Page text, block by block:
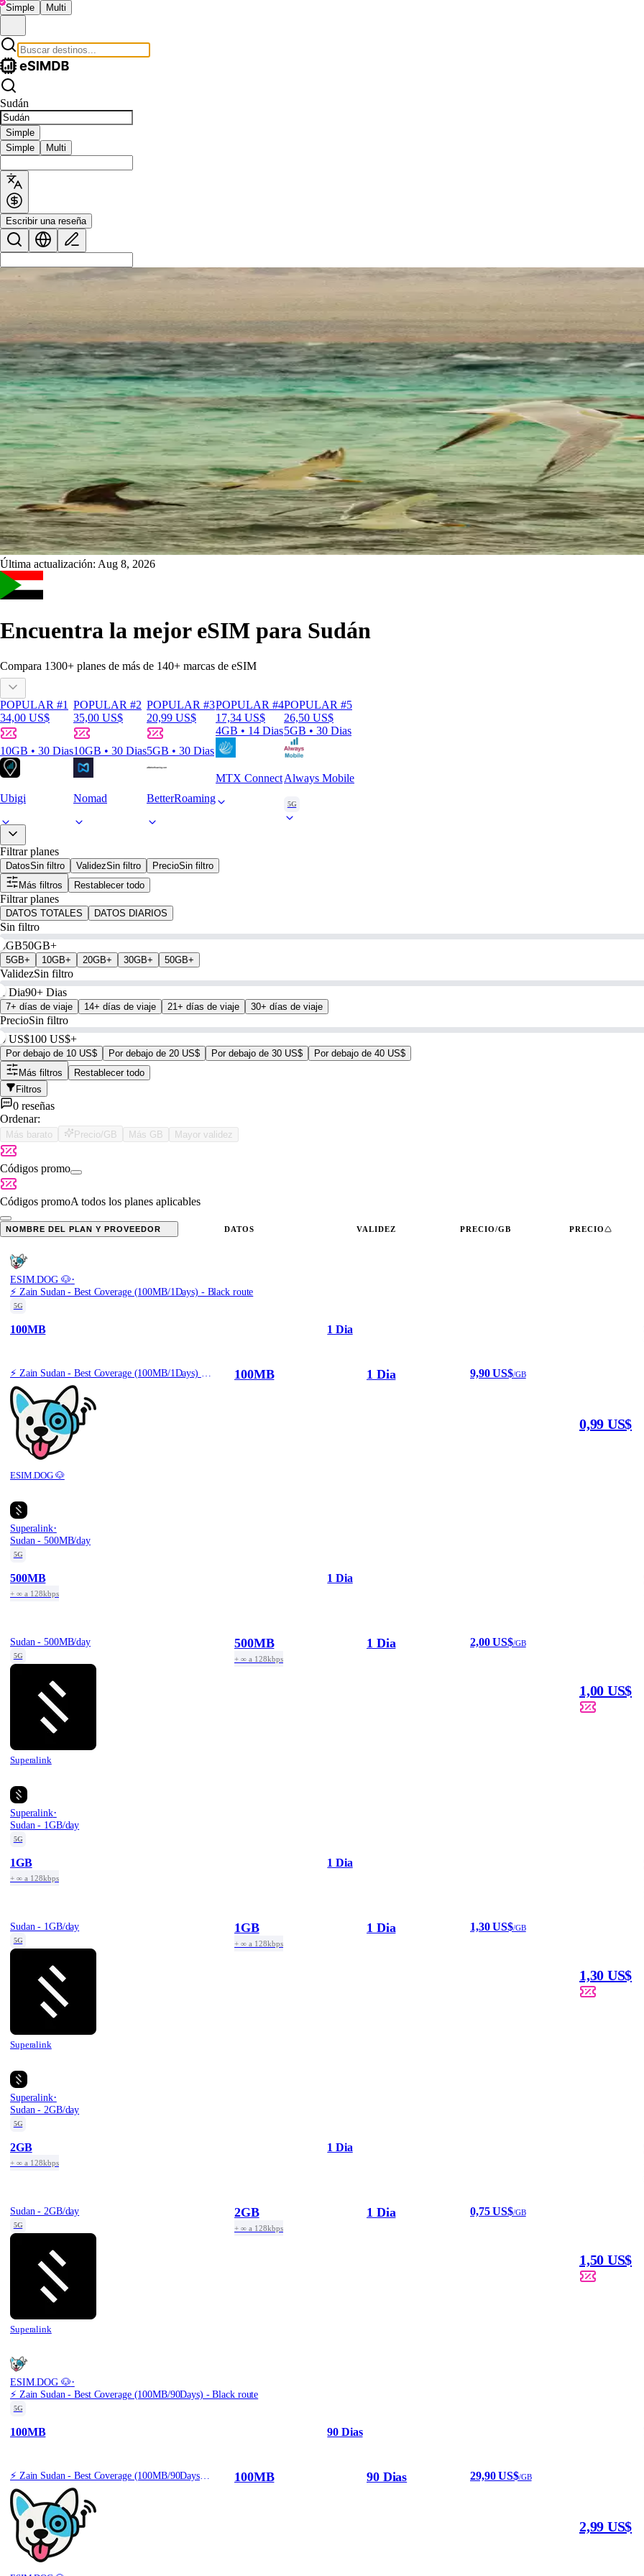
Simple Multi
Sudán
Simple
Simple
Multi
Escribir una reseña
Última actualización: Aug 8, 2026
Encuentra la mejor eSIM para Sudán
Compara 1300+ planes de más de 140+ marcas de eSIM
POPULAR #1
34,00 US$
10GB • 30 Dias
Ubigi
POPULAR #2
35,00 US$
10GB • 30 Dias
Nomad
POPULAR #3
20,99 US$
5GB • 30 Dias
BetterRoaming
POPULAR #4
17,34 US$
4GB • 14 Dias
MTX Connect
POPULAR #5
26,50 US$
5GB • 30 Dias
Always Mobile
5G
Filtrar planes
DatosSin filtro ValidezSin filtro PrecioSin filtro
Más filtros
Restablecer todo
Filtrar planes
DATOS TOTALES DATOS DIARIOS
Sin filtro
0GB50GB+
5GB+ 10GB+ 20GB+ 30GB+ 50GB+
ValidezSin filtro
1 Dia90+ Dias
7+ días de viaje 14+ días de viaje 21+ días de viaje 30+ días de viaje
PrecioSin filtro
0 US$100 US$+
Por debajo de 10 US$ Por debajo de 20 US$ Por debajo de 30 US$
Por debajo de 40 US$
Más filtros
Restablecer todo
Filtros
0 reseñas
Ordenar:
Más barato Precio/GB Más GB Mayor validez
Códigos promo
Códigos promoA todos los planes aplicables
NOMBRE DEL PLAN Y PROVEEDOR DATOS VALIDEZ PRECIO/GB PRECIO
ESIM.DOG 🐶·
⚡️ Zain Sudan - Best Coverage (100MB/1Days) - Black route
5G
100MB 1 Dia
ESIM.DOG 🐶
100MB 1 Dia 9,90 US$/GB
0,99 US$
Superalink·
Sudan - 500MB/day
5G
500MB
+ ∞ a 128kbps
1 Dia
Sudan - 500MB/day
5G
Superalink
500MB
+ ∞ a 128kbps
1 Dia 2,00 US$/GB
1,00 US$
Superalink·
Sudan - 1GB/day
5G
1GB
+ ∞ a 128kbps
1 Dia
Sudan - 1GB/day
5G
Superalink
1GB
+ ∞ a 128kbps
1 Dia 1,30 US$/GB
1,30 US$
Superalink·
Sudan - 2GB/day
5G
2GB
+ ∞ a 128kbps
1 Dia
Sudan - 2GB/day
5G
Superalink
2GB
+ ∞ a 128kbps
1 Dia 0,75 US$/GB
1,50 US$
ESIM.DOG 🐶·
⚡️ Zain Sudan - Best Coverage (100MB/90Days) - Black route
5G
100MB 90 Dias
⚡️ Zain Sudan - Best Coverage (100MB/90Days) - Black route 100MB 90 Dias 29,90 US$/GB
2,99 US$